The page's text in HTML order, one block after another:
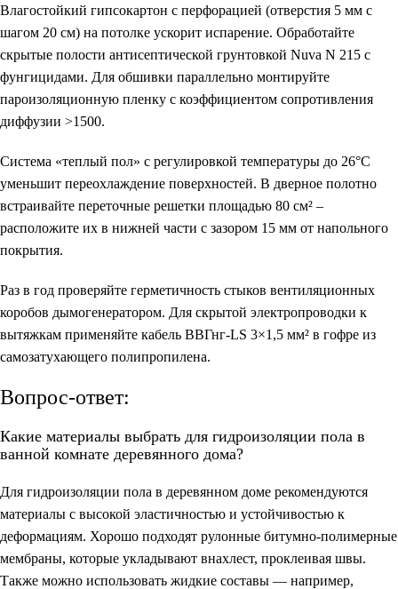
Влагостойкий гипсокартон с перфорацией (отверстия 5 мм с
шагом 20 см) на потолке ускорит испарение. Обработайте
скрытые полости антисептической грунтовкой Nuva N 215 с
фунгицидами. Для обшивки параллельно монтируйте
пароизоляционную пленку с коэффициентом сопротивления
диффузии >1500.
Система «теплый пол» с регулировкой температуры до 26°C
уменьшит переохлаждение поверхностей. В дверное полотно
встраивайте переточные решетки площадью 80 см² –
расположите их в нижней части с зазором 15 мм от напольного
покрытия.
Раз в год проверяйте герметичность стыков вентиляционных
коробов дымогенератором. Для скрытой электропроводки к
вытяжкам применяйте кабель ВВГнг-LS 3×1,5 мм² в гофре из
самозатухающего полипропилена.
Вопрос-ответ:
Какие материалы выбрать для гидроизоляции пола в
ванной комнате деревянного дома?
Для гидроизоляции пола в деревянном доме рекомендуются
материалы с высокой эластичностью и устойчивостью к
деформациям. Хорошо подходят рулонные битумно-полимерные
мембраны, которые укладывают внахлест, проклеивая швы.
Также можно использовать жидкие составы — например,